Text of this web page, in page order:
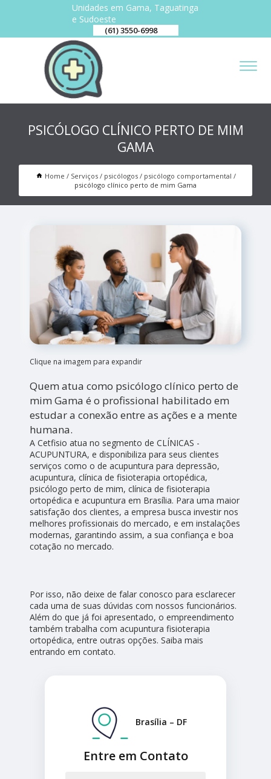
Unidades em Gama, Taguatinga
e Sudoeste
(61) 3550-6998
PSICÓLOGO CLÍNICO PERTO DE MIM
GAMA
Home Serviços psicólogos
psicólogo comportamental
psicólogo clínico perto de mim Gama
Clique na imagem para expandir
Quem atua como psicólogo clínico perto de
mim Gama é o profissional habilitado em
estudar a conexão entre as ações e a mente
humana.
A Cetfisio atua no segmento de CLÍNICAS -
ACUPUNTURA, e disponibiliza para seus clientes
serviços como o de acupuntura para depressão,
acupuntura, clínica de fisioterapia ortopédica,
psicólogo perto de mim, clínica de fisioterapia
ortopédica e acupuntura em Brasília. Para uma maior
satisfação dos clientes, a empresa busca investir nos
melhores profissionais do mercado, e em instalações
modernas, garantindo assim, a sua confiança e boa
cotação no mercado.
Por isso, não deixe de falar conosco para esclarecer
cada uma de suas dúvidas com nossos funcionários.
Além do que já foi apresentado, o empreendimento
também trabalha com acupuntura fisioterapia
ortopédica, entre outras opções. Saiba mais
entrando em contato.
Entre em Contato
Brasília – DF